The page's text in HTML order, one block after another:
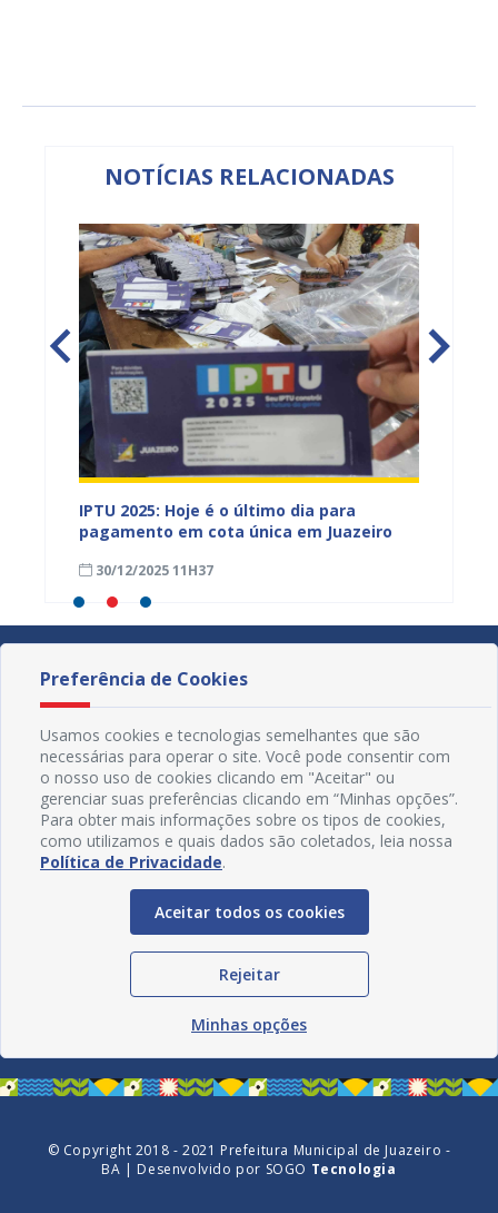
NOTÍCIAS RELACIONADAS
IPTU 2025: Hoje é o último dia para
pagamento em cota única em Juazeiro
30/12/2025 11H37
Redes Sociais
© Copyright 2018 - 2021 Prefeitura Municipal de Juazeiro -
BA | Desenvolvido por SOGO Tecnologia
Preferência de Cookies
Usamos cookies e tecnologias semelhantes que são
necessárias para operar o site. Você pode consentir com
o nosso uso de cookies clicando em "Aceitar" ou
gerenciar suas preferências clicando em “Minhas opções”.
Para obter mais informações sobre os tipos de cookies,
como utilizamos e quais dados são coletados, leia nossa
Política de Privacidade.
Aceitar todos os cookies
Rejeitar
Minhas opções